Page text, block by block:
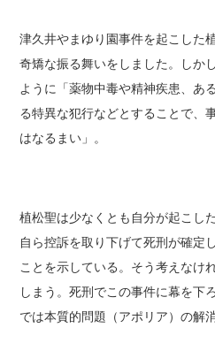
津久井やまゆり園事件を起こした
奇矯な振る舞いをしました。しか
ように「薬物中毒や精神疾患、あ
る特異な犯行などとすることで、
はなるまい」。
植松聖は少なくとも自分が起こし
自ら控訴を取り下げて死刑が確定
ことを示している。そう考えなけ
しまう。死刑でこの事件に幕を下
では本質的問題（アポリア）の解